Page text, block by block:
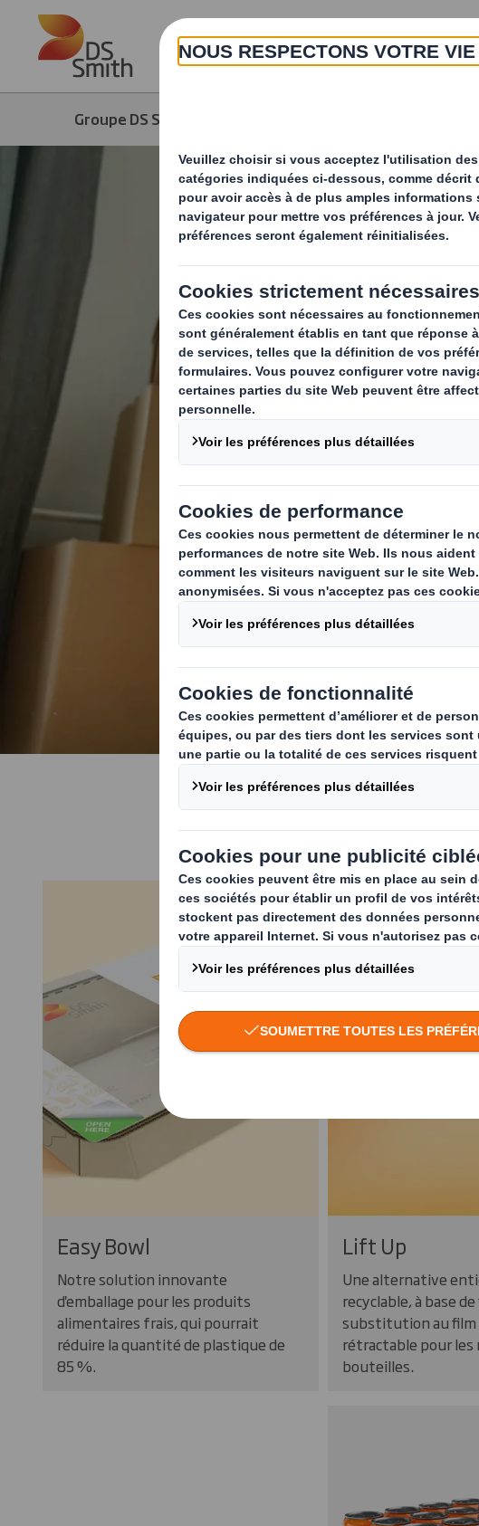
Skip to main content
A
Groupe DS Smith
Easy Bowl
Notre solution innovante
d'emballage pour les produits
alimentaires frais, qui pourrait
réduire la quantité de plastique de
85 %.
Lift Up
Une alternative
recyclable, à base
substitution au film
rétractable pour les
bouteilles.